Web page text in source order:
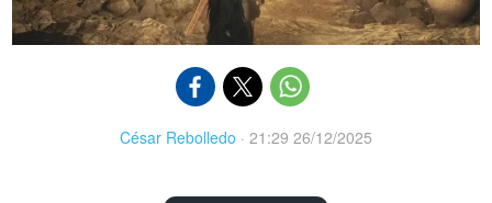
César Rebolledo · 21:29 26/12/2025